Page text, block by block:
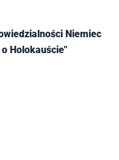
Niemiec
Holokauście"